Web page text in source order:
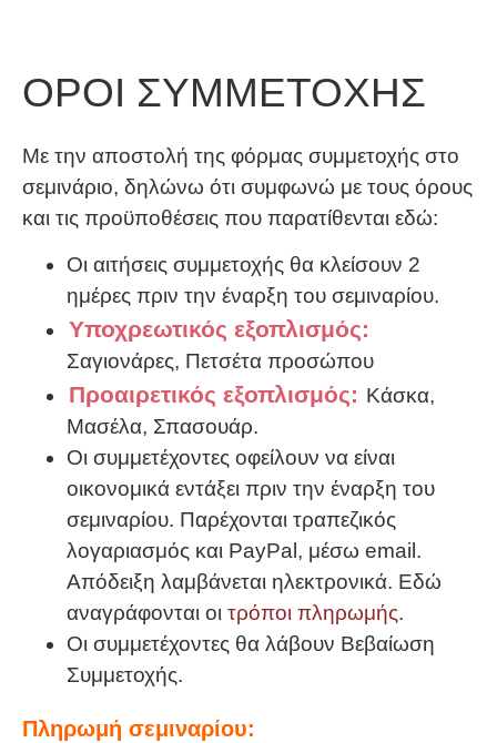
ΟΡΟΙ ΣΥΜΜΕΤΟΧΗΣ
Με την αποστολή της φόρμας συμμετοχής στο
σεμινάριο, δηλώνω ότι συμφωνώ με τους όρους
και τις προϋποθέσεις που παρατίθενται εδώ:
Οι αιτήσεις συμμετοχής θα κλείσουν 2
ημέρες πριν την έναρξη του σεμιναρίου.
Υποχρεωτικός εξοπλισμός:
Σαγιονάρες, Πετσέτα προσώπου
Προαιρετικός εξοπλισμός: Κάσκα,
Μασέλα, Σπασουάρ.
Οι συμμετέχοντες οφείλουν να είναι
οικονομικά εντάξει πριν την έναρξη του
σεμιναρίου. Παρέχονται τραπεζικός
λογαριασμός και PayPal, μέσω email.
Απόδειξη λαμβάνεται ηλεκτρονικά. Εδώ
αναγράφονται οι τρόποι πληρωμής.
Οι συμμετέχοντες θα λάβουν Βεβαίωση
Συμμετοχής.
Πληρωμή σεμιναρίου: